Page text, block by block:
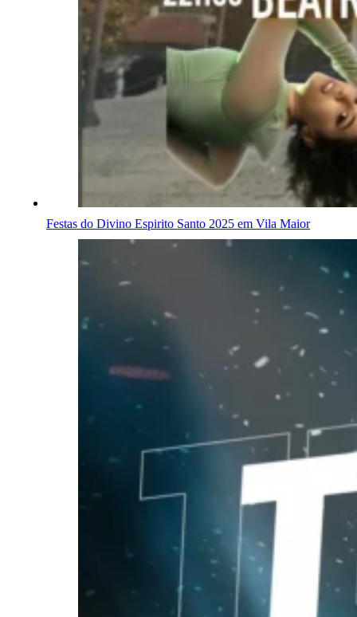
Festas do Divino Espirito Santo 2025 em Vila Maior